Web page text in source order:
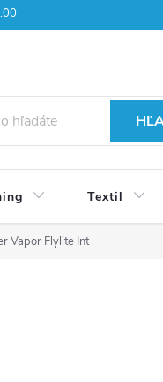
Textil
Vapor Flylite Int